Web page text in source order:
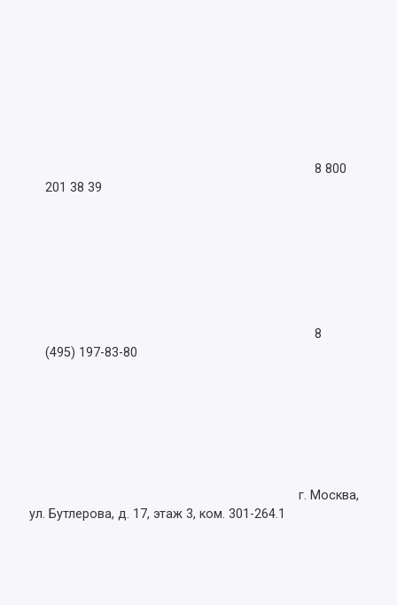
8 800
201 38 39
8
(495) 197-83-80
г. Москва,
ул. Бутлерова, д. 17, этаж 3, ком. 301-264.1